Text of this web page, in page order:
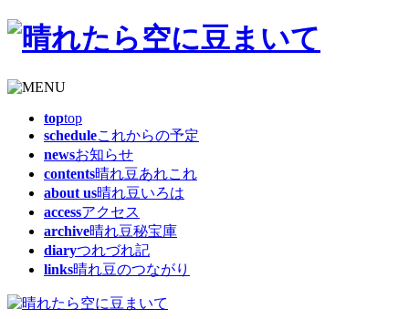
toptop
scheduleこれからの予定
newsお知らせ
contents晴れ豆あれこれ
about us晴れ豆いろは
accessアクセス
archive晴れ豆秘宝庫
diaryつれづれ記
links晴れ豆のつながり